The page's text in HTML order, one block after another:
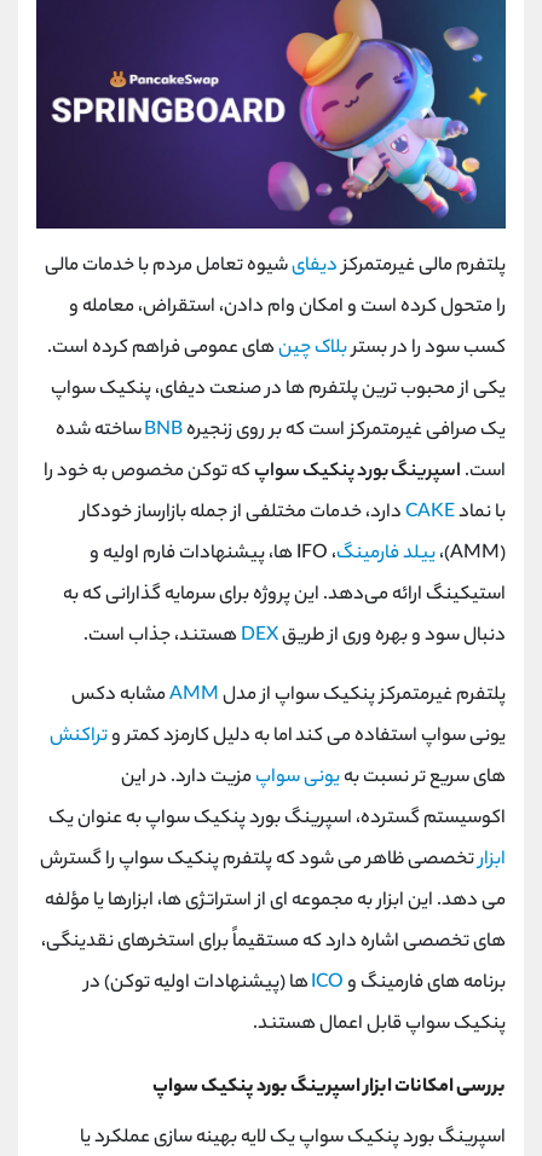
پلتفرم مالی غیرمتمرکزدیفایشیوه تعامل مردم با خدمات مالی
را متحول کرده است و امکان وام دادن، استقراض، معامله و
کسب سود را در بستربلاک چینهای عمومی فراهم کرده است.
یکی از محبوب ترین پلتفرم ها در صنعت دیفای، پنکیک سواپ
یک صرافی غیرمتمرکز است که بر روی زنجیرهBNBساخته شده
است. اسپرینگ بورد پنکیک سواپکه توکن مخصوص به خود را
با نمادCAKEدارد، خدمات مختلفی از جمله بازارساز خودکار
(AMM)،
ییلد فارمینگ
، IFO ها، پیشنهادات فارم اولیه و
استیکینگ ارائه می‌دهد. این پروژه برای سرمایه گذارانی که به
دنبال سود و بهره وری از طریقDEXهستند، جذاب است.
پلتفرم غیرمتمرکز پنکیک سواپ از مدلAMMمشابه دکس
یونی سواپ استفاده می کند اما به دلیل کارمزد کمتر وتراکنش
های سریع تر نسبت بهیونی سواپمزیت دارد. در این
اکوسیستم گسترده، اسپرینگ بورد پنکیک سواپ به عنوان یک
ابزارتخصصی ظاهر می شود که پلتفرم پنکیک سواپ را گسترش
می دهد. این ابزار به مجموعه ‌ای از استراتژی ‌ها، ابزارها یا مؤلفه
‌های تخصصی اشاره دارد که مستقیماً برای استخرهای نقدینگی،
برنامه ‌های فارمینگ وICOها (پیشنهادات اولیه توکن) در
پنکیک سواپ قابل اعمال هستند.
بررسی امکانات ابزار اسپرینگ بورد پنکیک سواپ
اسپرینگ بورد پنکیک سواپ یک لایه بهینه سازی عملکرد یا